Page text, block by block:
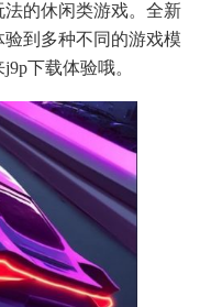
的休闲类游戏。全新
到多种不同的游戏模
下载体验哦。